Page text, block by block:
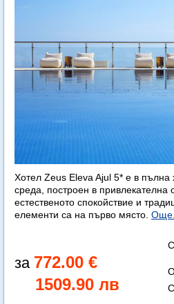
Хотел Zeus Eleva Ajul 5* е в
среда, построен в привлекателна
естественото спокойствие и
елементи са на първо място.
772.00 €
1509.90 лв